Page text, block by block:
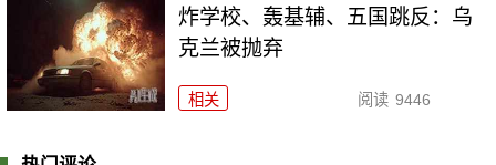
炸学校、轰基辅、五国跳反：乌
克兰被抛弃
相关 阅读 9446